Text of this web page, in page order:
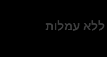
עמלות